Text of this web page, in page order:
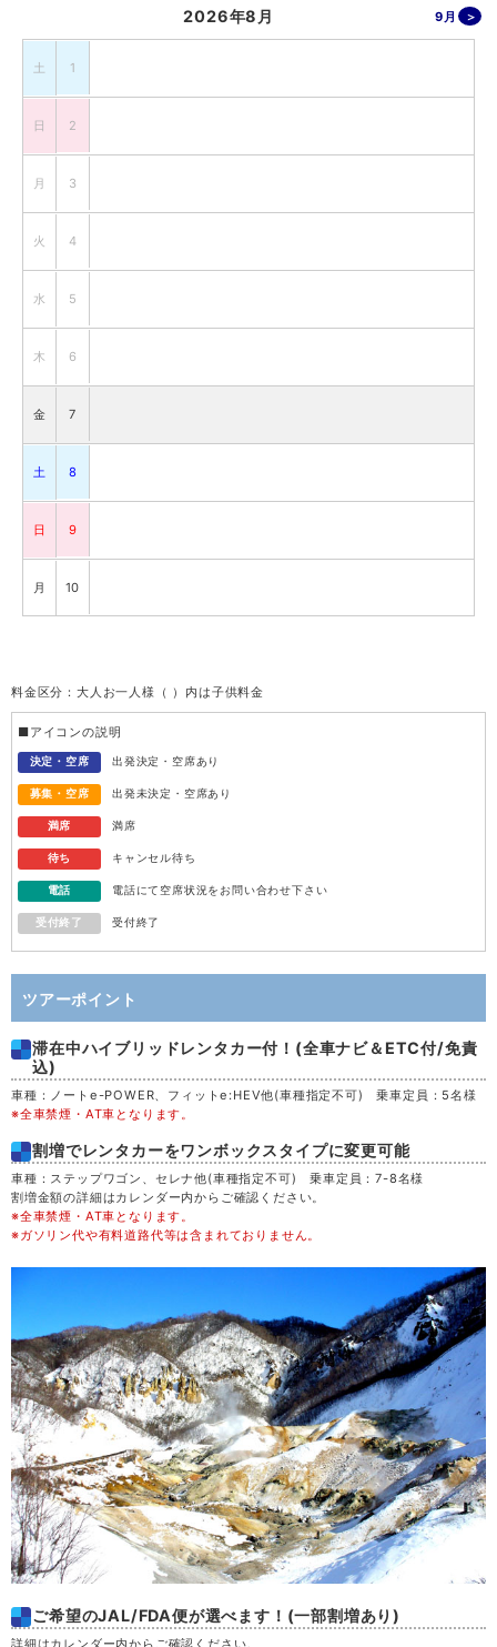
2026年8月 9月
土 1
日 2
月 3
火 4
水 5
木 6
金 7
土 8
日 9
月 10
水 12
木 13
金 14
日 16
月 17
火 18
水 19
木 20
金 21
日 23
月 24
火
水 26
木 27
金 28
料金区分：大人お一人様（ ）内は子供料金
■アイコンの説明
決定・空席 出発決定・空席あり
募集・空席 出発未決定・空席あり
満席 満席
待ち キャンセル待ち
電話 電話にて空席状況をお問い合わせ下さい
受付終了 受付終了
ツアーポイント
滞在中ハイブリッドレンタカー付！(全車ナビ＆ETC付/免責
込)
車種：ノートe-POWER、フィットe:HEV他(車種指定不可) 乗車定員：5名様
※全車禁煙・AT車となります。
割増でレンタカーをワンボックスタイプに変更可能
車種：ステップワゴン、セレナ他(車種指定不可) 乗車定員：7-8名様
割増金額の詳細はカレンダー内からご確認ください。
※全車禁煙・AT車となります。
※ガソリン代や有料道路代等は含まれておりません。
ご希望のJAL/FDA便が選べます！(一部割増あり)